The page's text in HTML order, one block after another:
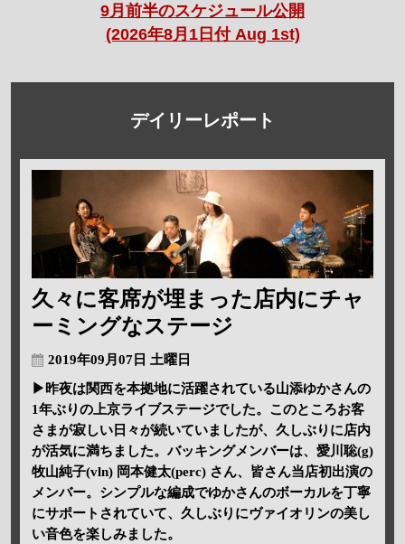
9月前半のスケジュール公開
(2026年8月1日付 Aug 1st)
デイリーレポート
久々に客席が埋まった店内にチャ
ーミングなステージ
2019年09月07日 土曜日
▶昨夜は関西を本拠地に活躍されている山添ゆかさんの
1年ぶりの上京ライブステージでした。このところお客
さまが寂しい日々が続いていましたが、久しぶりに店内
が活気に満ちました。バッキングメンバーは、愛川聡(g)
牧山純子(vln) 岡本健太(perc) さん、皆さん当店初出演の
メンバー。シンプルな編成でゆかさんのボーカルを丁寧
にサポートされていて、久しぶりにヴァイオリンの美し
い音色を楽しみました。